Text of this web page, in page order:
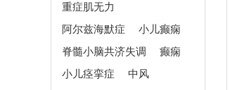
重症肌无力
阿尔兹海默症
小儿癫痫
脊髓小脑共济失调
癫痫
小儿痉挛症
中风